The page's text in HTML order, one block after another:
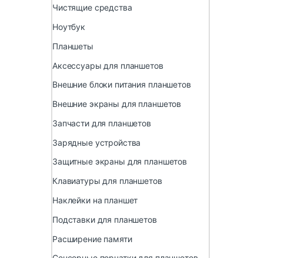
Чистящие средства
Ноутбук
Планшеты
Аксессуары для планшетов
Внешние блоки питания планшетов
Внешние экраны для планшетов
Запчасти для планшетов
Зарядные устройства
Защитные экраны для планшетов
Клавиатуры для планшетов
Наклейки на планшет
Подставки для планшетов
Расширение памяти